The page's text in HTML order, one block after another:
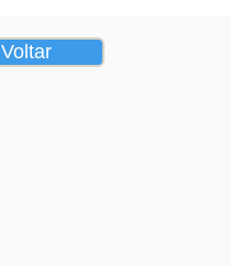
Voltar